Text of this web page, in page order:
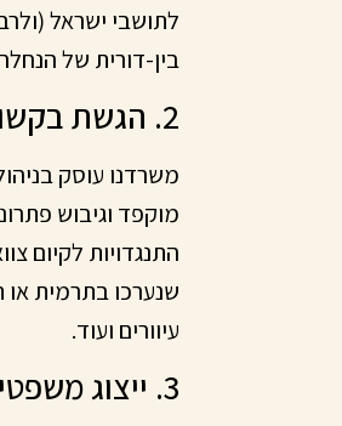
לתושבי ישראל
בין-דורית של
2. הגשת בקשות לצווי ירושה ולצווי קיום צוואה
משרדנו עוסק
מוקפד וגיבוש
התנגדויות לקיום
שנערכו בתרמית או
עיוורים ועוד.
3. ייצוג משפטי בסכסוכי צוואות וירושות